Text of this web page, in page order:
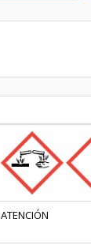
ATENCIÓN